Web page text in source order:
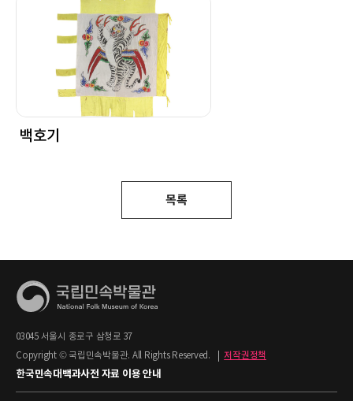
백호기
목록
03045 서울시 종로구 삼청로 37
Copyright © 국립민속박물관. All Rights Reserved.
저작권정책
한국민속대백과사전 자료 이용 안내